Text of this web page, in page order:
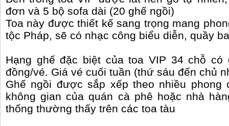
đơn và 5 bộ sofa dài (20 ghế ngồi)
Toa này được thiết kế sang trọng mang
tộc Pháp, sẽ có nhạc công biểu diễn, quầy
Hạng ghế đặc biệt của toa VIP 34 chỗ có
đồng/vé. Giá vé cuối tuần (thứ sáu đến chủ
Ghế ngồi được sắp xếp theo nhiều
không gian của quán cà phê hoặc nhà
thống thường thấy trên các toa tàu